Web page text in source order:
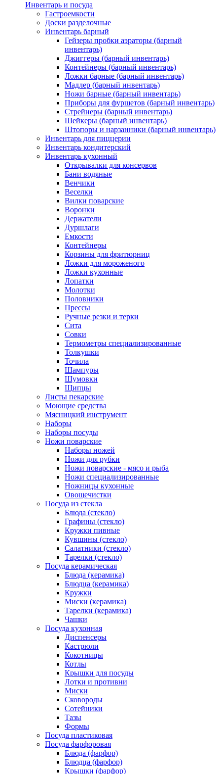
Инвентарь и посуда
Гастроемкости
Доски разделочные
Инвентарь барный
Гейзеры пробки аэраторы (барный
инвентарь)
Джиггеры (барный инвентарь)
Контейнеры (барный инвентарь)
Ложки барные (барный инвентарь)
Мадлер (барный инвентарь)
Ножи барные (барный инвентарь)
Приборы для фуршетов (барный инвентарь)
Стрейнеры (барный инвентарь)
Шейкеры (барный инвентарь)
Штопоры и нарзанники (барный инвентарь)
Инвентарь для пиццерии
Инвентарь кондитерский
Инвентарь кухонный
Открывалки для консервов
Бани водяные
Венчики
Веселки
Вилки поварские
Воронки
Держатели
Дуршлаги
Емкости
Контейнеры
Корзины для фритюрниц
Ложки для мороженого
Ложки кухонные
Лопатки
Молотки
Половники
Прессы
Ручные резки и терки
Сита
Совки
Термометры специализированные
Толкушки
Точила
Шампуры
Шумовки
Щипцы
Листы пекарские
Моющие средства
Мясницкий инструмент
Наборы
Наборы посуды
Ножи поварские
Наборы ножей
Ножи для рубки
Ножи поварские - мясо и рыба
Ножи специализированные
Ножницы кухонные
Овощечистки
Посуда из стекла
Блюда (стекло)
Графины (стекло)
Кружки пивные
Кувшины (стекло)
Салатники (стекло)
Тарелки (стекло)
Посуда керамическая
Блюда (керамика)
Блюдца (керамика)
Кружки
Миски (керамика)
Тарелки (керамика)
Чашки
Посуда кухонная
Диспенсеры
Кастрюли
Кокотницы
Котлы
Крышки для посуды
Лотки и противни
Миски
Сковороды
Сотейники
Тазы
Формы
Посуда пластиковая
Посуда фарфоровая
Блюда (фарфор)
Блюдца (фарфор)
Крышки (фарфор)